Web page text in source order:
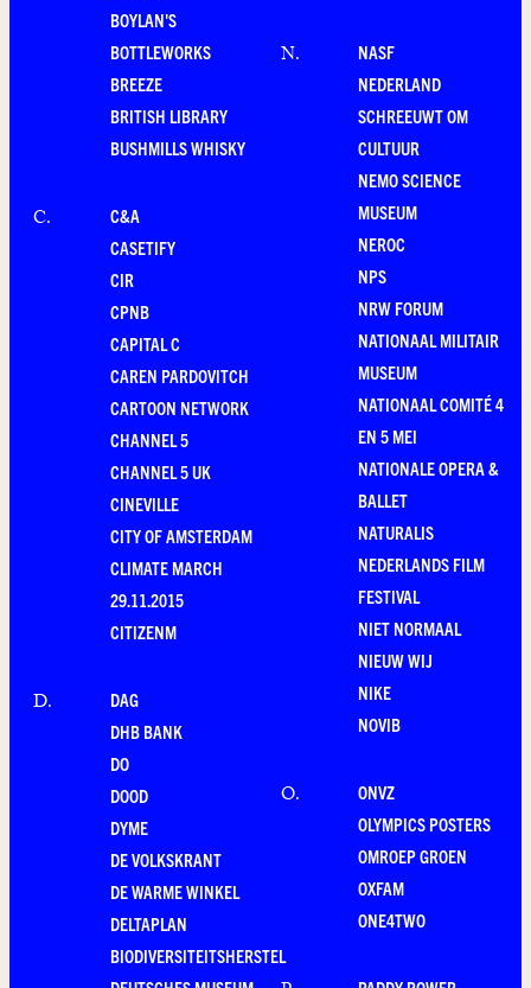
BOYLAN'S
BOTTLEWORKS
BREEZE
BRITISH LIBRARY
BUSHMILLS WHISKY
C.
C&A
CASETIFY
CIR
CPNB
CAPITAL C
CAREN PARDOVITCH
CARTOON NETWORK
CHANNEL 5
CHANNEL 5 UK
CINEVILLE
CITY OF AMSTERDAM
CLIMATE MARCH
29.11.2015
CITIZENM
D.
DAG
DHB BANK
DO
DOOD
DYME
DE VOLKSKRANT
DE WARME WINKEL
DELTAPLAN
BIODIVERSITEITSHERSTEL
N.
NASF
NEDERLAND
SCHREEUWT OM
CULTUUR
NEMO SCIENCE
MUSEUM
NEROC
NPS
NRW FORUM
NATIONAAL MILITAIR
MUSEUM
NATIONAAL COMITÉ 4
EN 5 MEI
NATIONALE OPERA &
BALLET
NATURALIS
NEDERLANDS FILM
FESTIVAL
NIET NORMAAL
NIEUW WIJ
NIKE
NOVIB
O.
ONVZ
OLYMPICS POSTERS
OMROEP GROEN
OXFAM
ONE4TWO